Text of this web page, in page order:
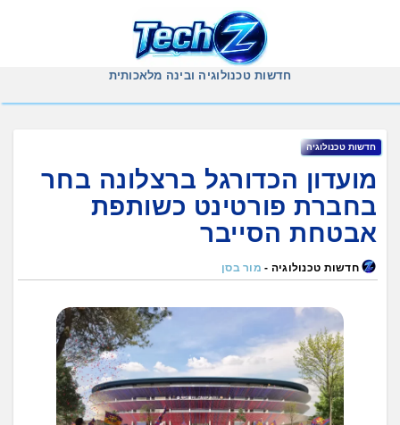
חדשות טכנולוגיה ובינה מלאכותית
חדשות טכנולוגיה
מועדון הכדורגל ברצלונה בחר
בחברת פורטינט כשותפת
אבטחת הסייבר
חדשות טכנולוגיה - מור בסן